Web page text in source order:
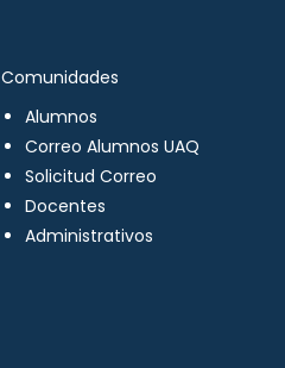
Comunidades
Alumnos
Correo Alumnos UAQ
Solicitud Correo
Docentes
Administrativos